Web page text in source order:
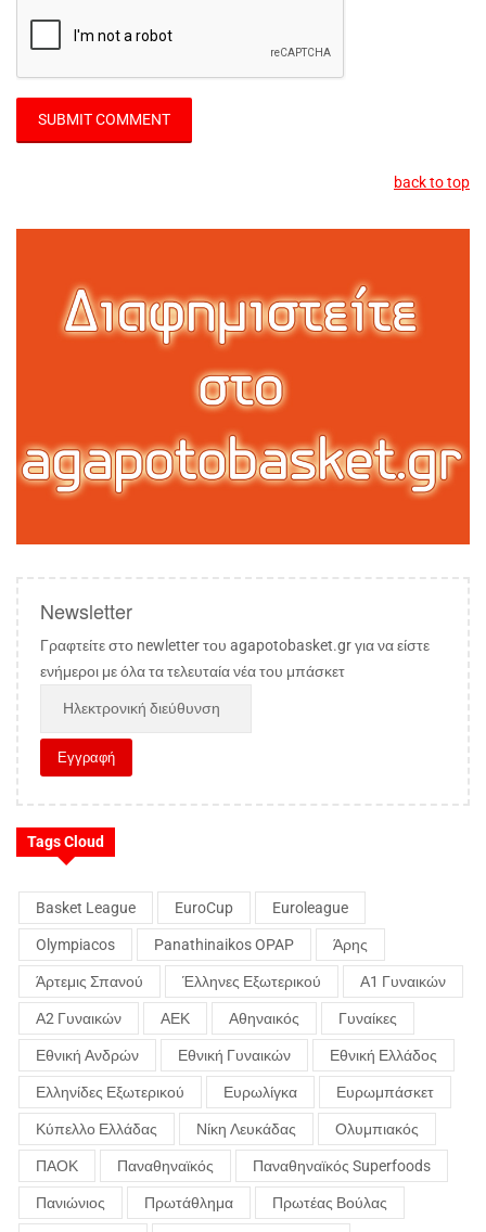
back to top
Newsletter
Γραφτείτε στο newletter του agapotobasket.gr για να είστε
ενήμεροι με όλα τα τελευταία νέα του μπάσκετ
Tags Cloud
Basket League EuroCup Euroleague
Olympiacos Panathinaikos OPAP Άρης
Άρτεμις Σπανού Έλληνες Εξωτερικού Α1 Γυναικών
Α2 Γυναικών ΑΕΚ Αθηναικός Γυναίκες
Εθνική Ανδρών Εθνική Γυναικών Εθνική Ελλάδος
Ελληνίδες Εξωτερικού Ευρωλίγκα Ευρωμπάσκετ
Κύπελλο Ελλάδας Νίκη Λευκάδας Ολυμπιακός
ΠΑΟΚ Παναθηναϊκός Παναθηναϊκός Superfoods
Πανιώνιος Πρωτάθλημα Πρωτέας Βούλας